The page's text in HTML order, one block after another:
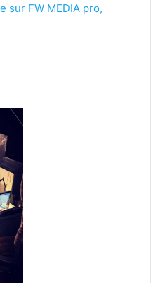
sur FW MEDIA pro,